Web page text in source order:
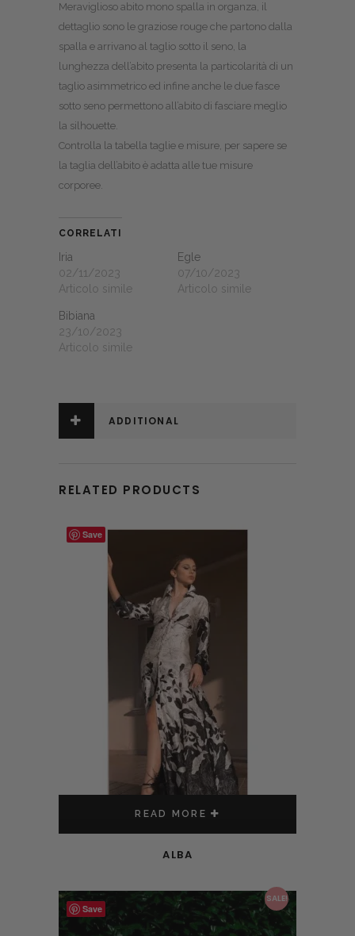
Meraviglioso abito mono spalla in organza, il
dettaglio sono le graziose rouge che partono dalla
spalla e arrivano al taglio sotto il seno, la
lunghezza dell’abito presenta la particolarità di un
taglio asimmetrico ed infine anche le due fasce
sotto seno permettono all’abito di fasciare meglio
la silhouette.
Controlla la tabella taglie e misure, per sapere se
la taglia dell’abito è adatta alle tue misure
corporee.
CORRELATI
Iria
02/11/2023
Articolo simile
Egle
07/10/2023
Articolo simile
Bibiana
23/10/2023
Articolo simile
ADDITIONAL
RELATED PRODUCTS
Save
READ MORE
ALBA
Save
SALE!
This product has multiple variants. The options may be chosen on the product page